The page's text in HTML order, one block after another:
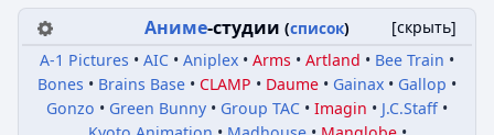
[скрыть]
Аниме-студии (список)
A-1 Pictures
AIC Aniplex Arms Artland
Bee Train
Bones
Brains Base CLAMP Daume Gainax
Gallop
Gonzo
Green Bunny Group TAC Imagin
J.C.Staff